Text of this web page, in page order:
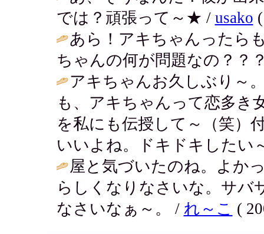
では？頑張って～★ / usako
あら！アキちゃんった
ちゃんの何が問題なの？？
アキちゃんお久しぶり～
も、アキちゃんって恋多き
を私にも伝授して～（笑）
いいよね。ドキドキしたい
屋と気づいたのね。よか
らしくなりなさいな。サバ
なさいなぁ～。 / れ～こ (